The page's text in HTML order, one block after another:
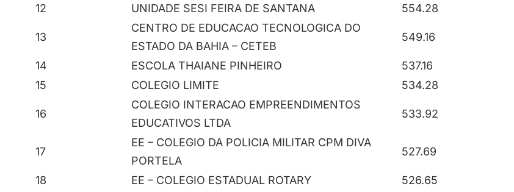
12
UNIDADE SESI FEIRA DE SANTANA 554.28
13
CENTRO DE EDUCACAO TECNOLOGICA DO
ESTADO DA BAHIA – CETEB
549.16
14 ESCOLA THAIANE PINHEIRO
537.16
15
COLEGIO LIMITE 534.28
16
COLEGIO INTERACAO EMPREENDIMENTOS
EDUCATIVOS LTDA
533.92
17
EE – COLEGIO DA POLICIA MILITAR CPM DIVA
PORTELA
527.69
18 EE – COLEGIO ESTADUAL ROTARY 526.65